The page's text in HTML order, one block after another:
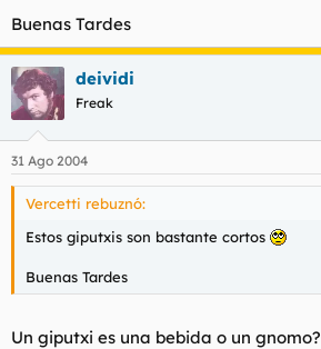
Buenas Tardes
deividi
Freak
31 Ago 2004
Vercetti rebuznó:
Estos giputxis son bastante cortos
Buenas Tardes
Un giputxi es una bebida o un gnomo?